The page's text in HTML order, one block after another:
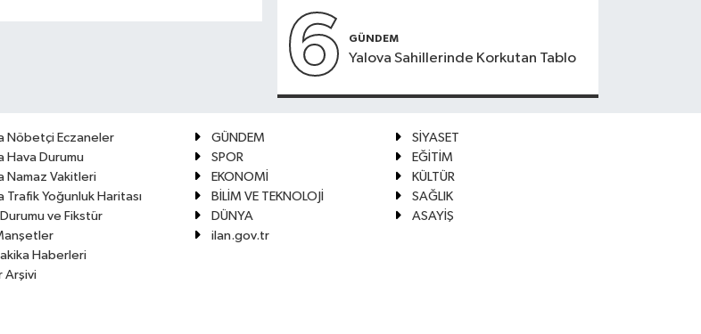
6 GÜNDEM
Yalova Sahillerinde Korkutan Tablo
Nöbetçi Eczaneler
Hava Durumu
Namaz Vakitleri
Trafik Yoğunluk Haritası
ve Fikstür
Haberleri
Arşivi
GÜNDEM
SİYASET
SPOR
EĞİTİM
EKONOMİ
KÜLTÜR
BİLİM VE TEKNOLOJİ
SAĞLIK
DÜNYA
ASAYİŞ
ilan.gov.tr